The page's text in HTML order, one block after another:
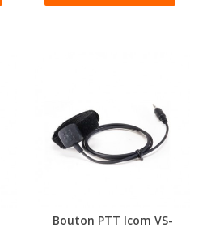
Bouton PTT Icom VS-